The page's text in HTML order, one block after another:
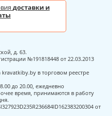
доставки и
д. 63.
№191818448 от 22.03.2013
в торговом реестре
до 20.00, ежедневно
время, принимаются в работу
от